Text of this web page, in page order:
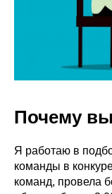
Почему
Я работаю в
команды в
команд, провела